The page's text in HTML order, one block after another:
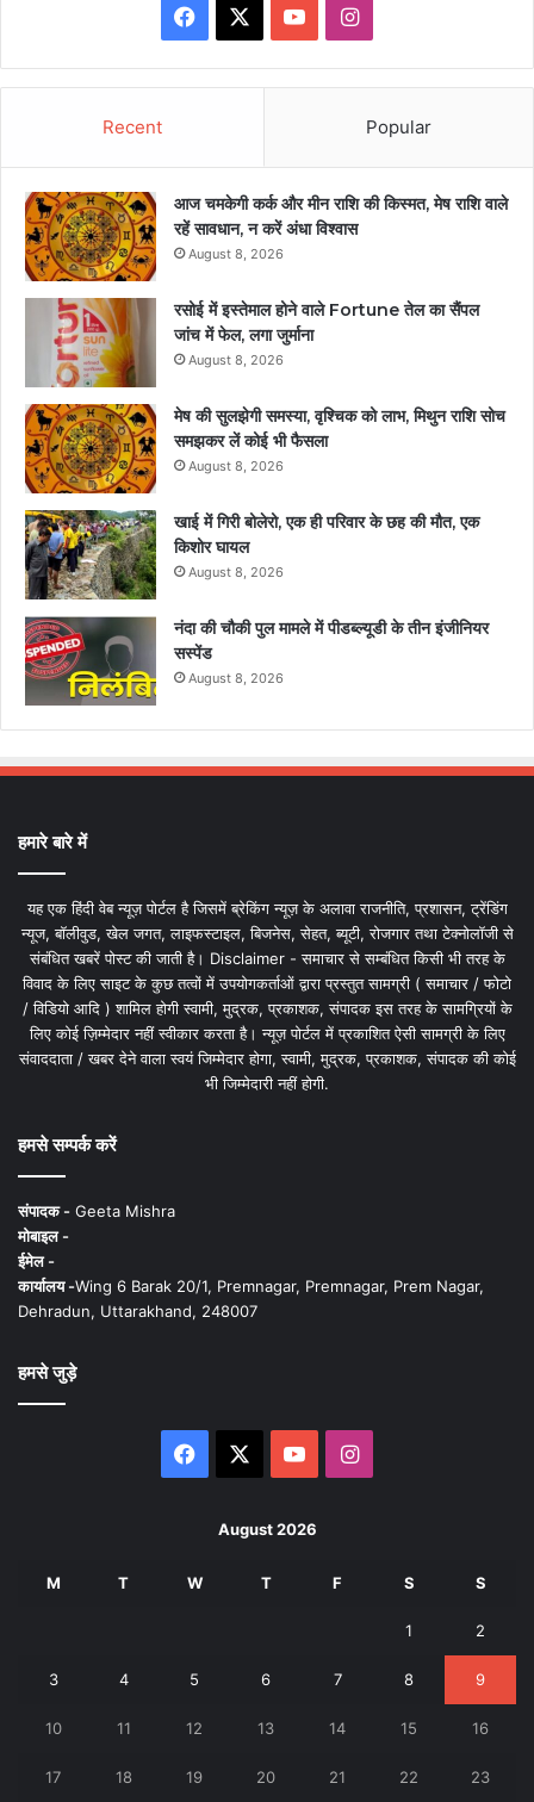
Facebook YouTubeInstagram
Recent Popular
आज चमकेगी कर्क और मीन राशि की किस्मत, मेष राशि वाले
रहें सावधान, न करें अंधा विश्वास
August 8, 2026
रसोई में इस्तेमाल होने वाले Fortune तेल का सैंपल
जांच में फेल, लगा जुर्माना
August 8, 2026
मेष की सुलझेगी समस्या, वृश्चिक को लाभ, मिथुन राशि सोच
समझकर लें कोई भी फैसला
August 8, 2026
खाई में गिरी बोलेरो, एक ही परिवार के छह की मौत, एक
किशोर घायल
August 8, 2026
नंदा की चौकी पुल मामले में पीडब्ल्यूडी के तीन इंजीनियर
सस्पेंड
August 8, 2026
हमारे बारे में
यह एक हिंदी वेब न्यूज़ पोर्टल है जिसमें ब्रेकिंग न्यूज़ के अलावा राजनीति, प्रशासन, ट्रेंडिंग
न्यूज, बॉलीवुड, खेल जगत, लाइफस्टाइल, बिजनेस, सेहत, ब्यूटी, रोजगार तथा टेक्नोलॉजी से
संबंधित खबरें पोस्ट की जाती है। Disclaimer - समाचार से सम्बंधित किसी भी तरह के
विवाद के लिए साइट के कुछ तत्वों में उपयोगकर्ताओं द्वारा प्रस्तुत सामग्री ( समाचार / फोटो
/ विडियो आदि ) शामिल होगी स्वामी, मुद्रक, प्रकाशक, संपादक इस तरह के सामग्रियों के
लिए कोई ज़िम्मेदार नहीं स्वीकार करता है। न्यूज़ पोर्टल में प्रकाशित ऐसी सामग्री के लिए
संवाददाता / खबर देने वाला स्वयं जिम्मेदार होगा, स्वामी, मुद्रक, प्रकाशक, संपादक की कोई
भी जिम्मेदारी नहीं होगी.
हमसे सम्पर्क करें
संपादक - Geeta Mishra
मोबाइल -
ईमेल -
कार्यालय -Wing 6 Barak 20/1, Premnagar, Premnagar, Prem Nagar,
Dehradun, Uttarakhand, 248007
हमसे जुड़े
Facebook YouTubeInstagram
August 2026
M T W T F S S
1 2
3 4 5 6 7 8 9
10 11 12 13 14 15 16
17 18 19 20 21 22 23